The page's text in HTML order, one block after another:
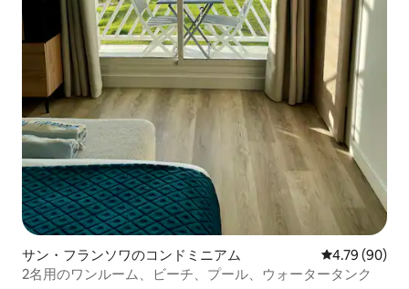
サン・フランソワのコンドミニアム レビュー90
4.79 (90)
2名用のワンルーム、ビーチ、プール、ウォータータンク